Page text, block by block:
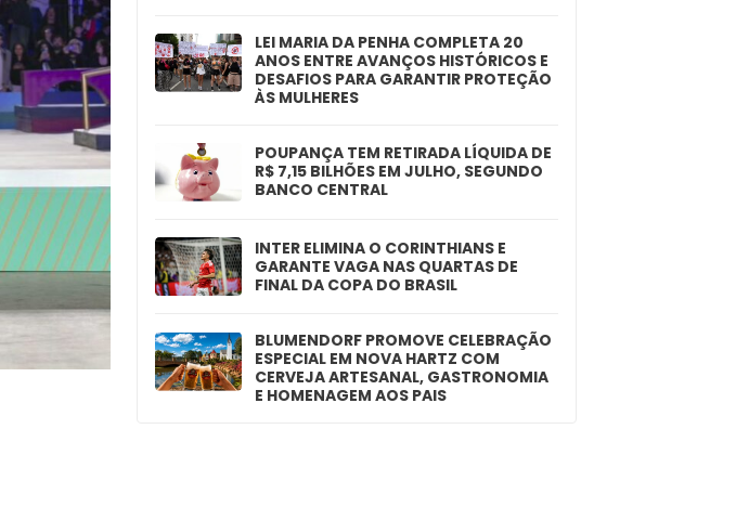
LEI MARIA DA PENHA COMPLETA 20
ANOS ENTRE AVANÇOS HISTÓRICOS E
DESAFIOS PARA GARANTIR PROTEÇÃO
ÀS MULHERES
POUPANÇA TEM RETIRADA LÍQUIDA DE
R$ 7,15 BILHÕES EM JULHO, SEGUNDO
BANCO CENTRAL
INTER ELIMINA O CORINTHIANS E
GARANTE VAGA NAS QUARTAS DE
FINAL DA COPA DO BRASIL
BLUMENDORF PROMOVE CELEBRAÇÃO
ESPECIAL EM NOVA HARTZ COM
CERVEJA ARTESANAL, GASTRONOMIA
E HOMENAGEM AOS PAIS